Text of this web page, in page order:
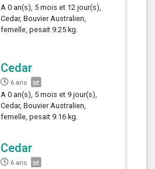
A 0 an(s), 5 mois et 12 jour(s),
Cedar, Bouvier Australien,
femelle, pesait 9.25 kg.
Cedar
6 ans
A 0 an(s), 5 mois et 9 jour(s),
Cedar, Bouvier Australien,
femelle, pesait 9.16 kg.
Cedar
6 ans